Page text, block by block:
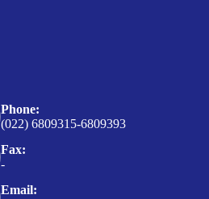
Phone:
(022) 6809315-6809393
Fax:
-
Email: